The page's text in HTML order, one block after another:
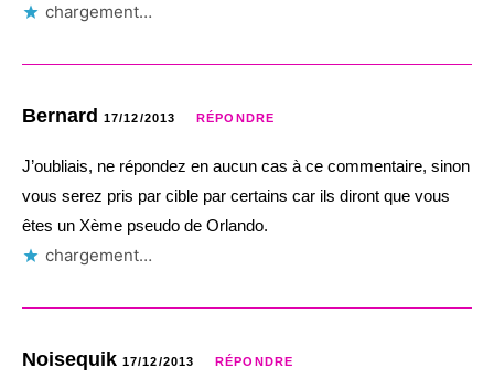
chargement…
Bernard 17/12/2013 RÉPONDRE
J’oubliais, ne répondez en aucun cas à ce commentaire, sinon
vous serez pris par cible par certains car ils diront que vous
êtes un Xème pseudo de Orlando.
chargement…
Noisequik 17/12/2013 RÉPONDRE